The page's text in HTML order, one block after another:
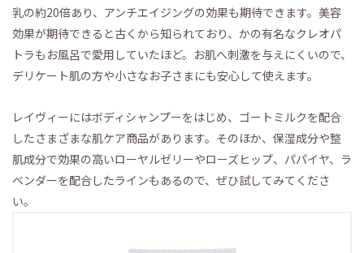
乳の約20倍あり、アンチエイジングの効果も期待できます。美容
効果が期待できると古くから知られており、かの有名なクレオパ
トラもお風呂で愛用していたほど。お肌へ刺激を与えにくいので、
デリケート肌の方や小さなお子さまにも安心して使えます。
レイヴィーにはボディシャンプーをはじめ、ゴートミルクを配合
したさまざまな肌ケア商品があります。そのほか、保湿成分や整
肌成分で効果の高いローヤルゼリーやローズヒップ、パパイヤ、ラ
ベンダーを配合したラインもあるので、ぜひ試してみてくださ
い。